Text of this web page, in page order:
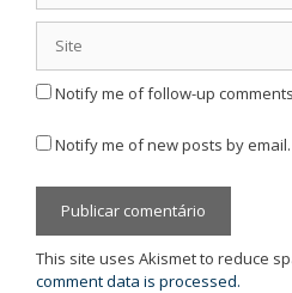
Notify me of follow-up
Notify me of new posts by email.
This site uses Akismet to reduce
comment data is processed.